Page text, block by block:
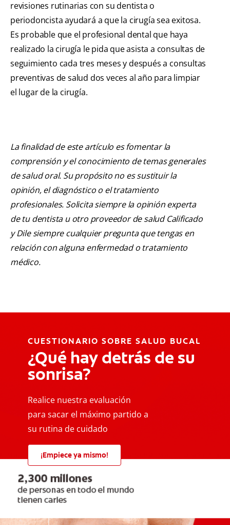
revisiones rutinarias con su dentista o
periodoncista ayudará a que la cirugía sea exitosa.
Es probable que el profesional dental que haya
realizado la cirugía le pida que asista a consultas de
seguimiento cada tres meses y después a consultas
preventivas de salud dos veces al año para limpiar
el lugar de la cirugía.
La finalidad de este artículo es fomentar la
comprensión y el conocimiento de temas generales
de salud oral. Su propósito no es sustituir la
opinión, el diagnóstico o el tratamiento
profesionales. Solicita siempre la opinión experta
de tu dentista u otro proveedor de salud Calificado
y Dile siempre cualquier pregunta que tengas en
relación con alguna enfermedad o tratamiento
médico.
CUESTIONARIO SOBRE SALUD BUCAL
¿Qué hay detrás de su
sonrisa?
Realice nuestra evaluación
para sacar el máximo partido a
su rutina de cuidado
¡Empiece ya mismo!